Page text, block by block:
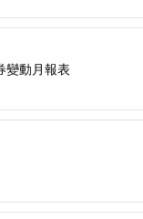
變動月報表